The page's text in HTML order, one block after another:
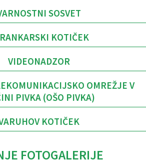
SOSVET
KOTIČEK
VIDEONADZOR
OMREŽJE V
PIVKA (OŠO PIVKA)
KOTIČEK
FOTOGALERIJE